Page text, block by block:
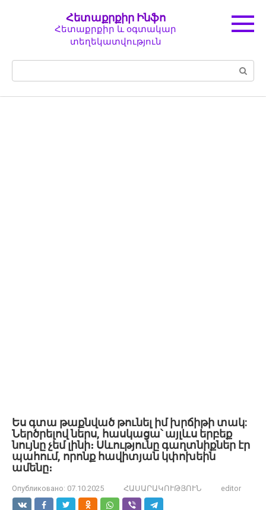
Հետաքրքիր Ինֆո
Հետաքրքիր և օգտակար
տեղեկատվություն
Ես գտա թաքնված թունել իմ խրճիթի տակ:
Ներծրելով ներս, հասկացա՝ այլևս երբեք
նույնը չեմ լինի։ Սևությունը գաղտնիքներ էր
պահում, որոնք հավիտյան կփոխեին
ամենը։
Опубликовано: 07.10.2025 ՀԱՍԱՐԱԿՈՒԹՅՈՒՆ editor